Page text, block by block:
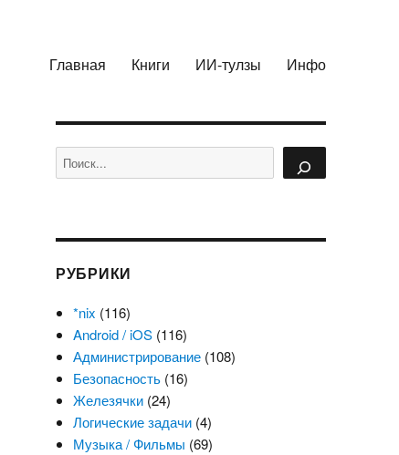
Главная Книги ИИ-тулзы Инфо
Поиск
РУБРИКИ
*nix (116)
Android / iOS(116)
Администрирование(108)
Безопасность(16)
Железячки(24)
Логические задачи(4)
Музыка / Фильмы (69)